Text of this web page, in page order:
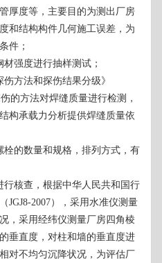
厚度等，主要目的为测出厂房
和结构构件几何施工误差，为
件；
强度进行抽样测试；
方法和探伤结果分级》
的方法对焊缝质量进行检测，
构承载力分析提供焊缝质量依
的数量和规格，排列方式，有
核查，根据中华人民共和国行
JGJ8-2007），采用水准仪测量
，采用经纬仪测量厂房四角棱
垂直度，对柱和墙的垂直度进
对不均匀沉降状况，为评估厂